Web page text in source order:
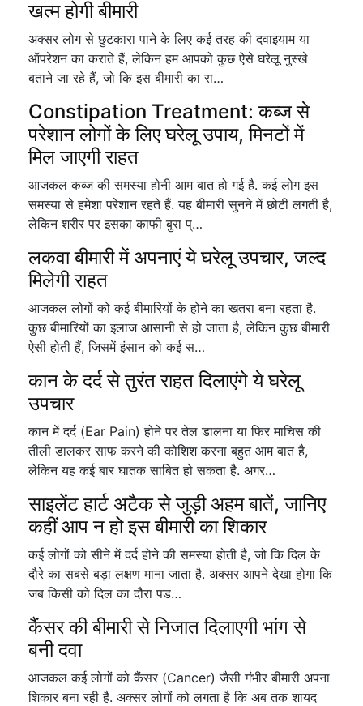
खत्म होगी बीमारी
अक्सर लोग से छुटकारा पाने के लिए कई तरह की दवाइयाम या
ऑपरेशन का कराते हैं, लेकिन हम आपको कुछ ऐसे घरेलू नुस्खे
बताने जा रहे हैं, जो कि इस बीमारी का रा…
Constipation Treatment: कब्ज से
परेशान लोगों के लिए घरेलू उपाय, मिनटों में
मिल जाएगी राहत
आजकल कब्ज की समस्या होनी आम बात हो गई है. कई लोग इस
समस्या से हमेशा परेशान रहते हैं. यह बीमारी सुनने में छोटी लगती है,
लेकिन शरीर पर इसका काफी बुरा प्…
लकवा बीमारी में अपनाएं ये घरेलू उपचार, जल्द
मिलेगी राहत
आजकल लोगों को कई बीमारियों के होने का खतरा बना रहता है.
कुछ बीमारियों का इलाज आसानी से हो जाता है, लेकिन कुछ बीमारी
ऐसी होती हैं, जिसमें इंसान को कई स…
कान के दर्द से तुरंत राहत दिलाएंगे ये घरेलू
उपचार
कान में दर्द (Ear Pain) होने पर तेल डालना या फिर माचिस की
तीली डालकर साफ करने की कोशिश करना बहुत आम बात है,
लेकिन यह कई बार घातक साबित हो सकता है. अगर…
साइलेंट हार्ट अटैक से जुड़ी अहम बातें, जानिए
कहीं आप न हो इस बीमारी का शिकार
कई लोगों को सीने में दर्द होने की समस्या होती है, जो कि दिल के
दौरे का सबसे बड़ा लक्षण माना जाता है. अक्सर आपने देखा होगा कि
जब किसी को दिल का दौरा पड…
कैंसर की बीमारी से निजात दिलाएगी भांग से
बनी दवा
आजकल कई लोगों को कैंसर (Cancer) जैसी गंभीर बीमारी अपना
शिकार बना रही है. अक्सर लोगों को लगता है कि अब तक शायद